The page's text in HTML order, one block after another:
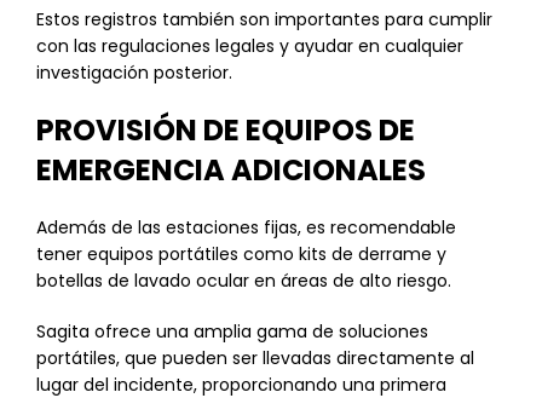
Estos registros también son importantes para cumplir
con las regulaciones legales y ayudar en cualquier
investigación posterior.
PROVISIÓN DE EQUIPOS DE
EMERGENCIA ADICIONALES
Además de las estaciones fijas, es recomendable
tener equipos portátiles como kits de derrame y
botellas de lavado ocular en áreas de alto riesgo.
Sagita ofrece una amplia gama de soluciones
portátiles, que pueden ser llevadas directamente al
lugar del incidente, proporcionando una primera